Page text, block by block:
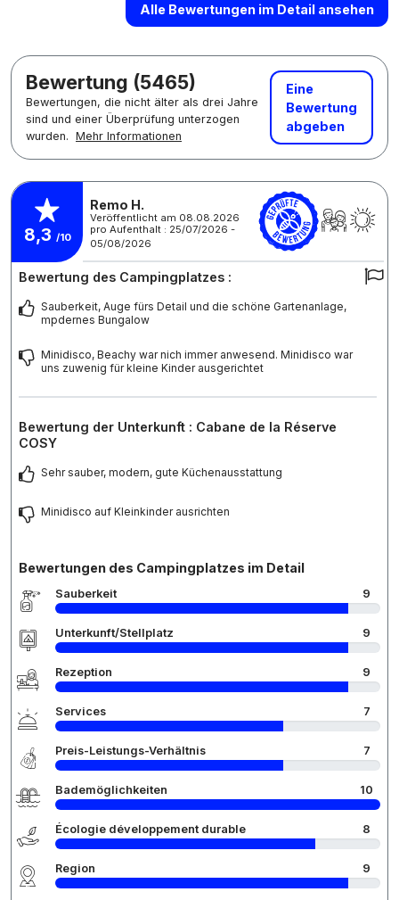
Alle Bewertungen im Detail ansehen
Bewertung (5465)
Bewertungen, die nicht älter als drei Jahre
sind und einer Überprüfung unterzogen
wurden. Mehr Informationen
Eine
Bewertung
abgeben
8,3 /10
Remo H.
Veröffentlicht am 08.08.2026
pro Aufenthalt : 25/07/2026 -
05/08/2026
Bewertung des Campingplatzes :
Sauberkeit, Auge fürs Detail und die schöne Gartenanlage,
mpdernes Bungalow
Minidisco, Beachy war nich immer anwesend. Minidisco war
uns zuwenig für kleine Kinder ausgerichtet
Bewertung der Unterkunft : Cabane de la Réserve
COSY
Sehr sauber, modern, gute Küchenausstattung
Minidisco auf Kleinkinder ausrichten
Bewertungen des Campingplatzes im Detail
Sauberkeit 9
Unterkunft/Stellplatz 9
Rezeption 9
Services 7
Preis-Leistungs-Verhältnis 7
Bademöglichkeiten 10
Écologie développement durable 8
Region 9